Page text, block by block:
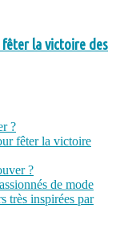
fêter la victoire des
?
fêter la victoire
?
de mode
très inspirées par